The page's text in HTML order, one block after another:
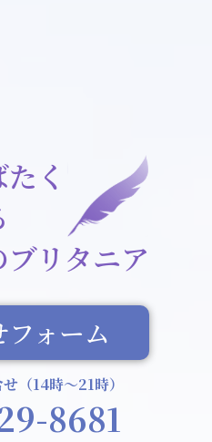
く
リタニア
ォーム
（14時〜21時）
8681